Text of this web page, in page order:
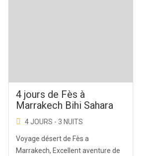
4 jours de Fès à
Marrakech Bihi Sahara
4 JOURS - 3 NUITS
Voyage désert de Fès a
Marrakech, Excellent aventure de